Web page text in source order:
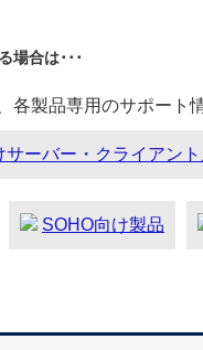
場合は･･･
各製品専用のサポート
サーバー・クライアン
SOHO向け製品